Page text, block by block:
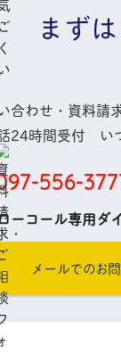
まず
合わせ・資料請
24時間受付 い
556-
ーコール専用ダ
メールでのお